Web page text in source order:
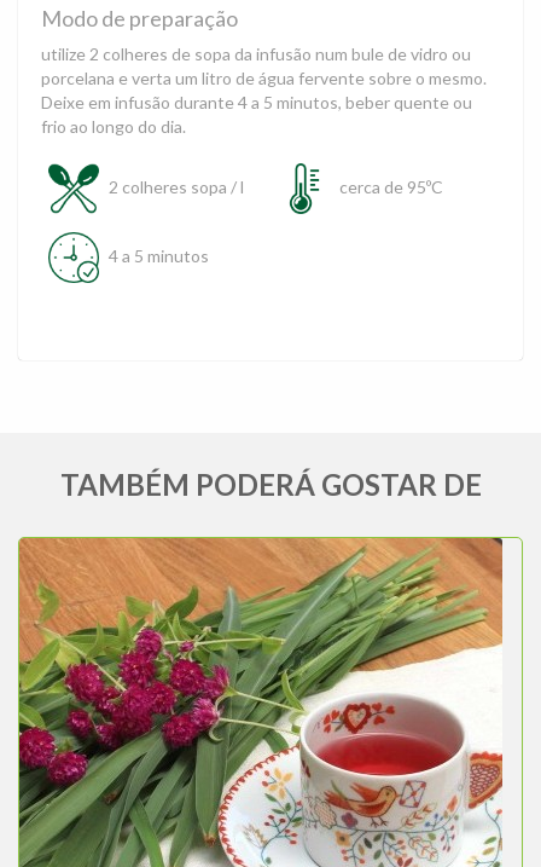
Modo de preparação
utilize 2 colheres de sopa da infusão num bule de vidro ou
porcelana e verta um litro de água fervente sobre o mesmo.
Deixe em infusão durante 4 a 5 minutos, beber quente ou
frio ao longo do dia.
2 colheres sopa / l cerca de 95ºC
4 a 5 minutos
TAMBÉM PODERÁ GOSTAR DE